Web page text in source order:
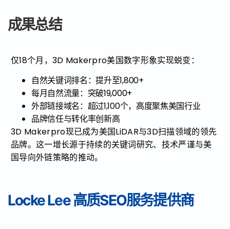
成果总结
仅18个月，3D Makerpro美国数字形象实现蜕变：
自然关键词排名：提升至1,800+
每月自然流量：突破19,000+
外部链接域名：超过1,100个，高度聚焦美国行业
品牌信任与转化率创新高
3D Makerpro现已成为美国LiDAR与3D扫描领域的领先
品牌。这一增长源于持续的关键词研究、技术严谨与美
国导向外链策略的推动。
Locke Lee 高质SEO服务提供商